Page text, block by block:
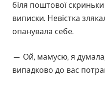
біля поштової
виписки. Невістка
опанувала себе.
— Ой, мамусю, я
випадково до вас